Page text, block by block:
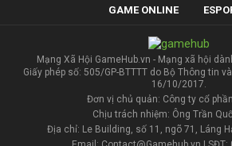
GAME ONLINE
Mạng Xã Hội GameHub.vn - Mạng xã hội
Giấy phép số: 505/GP-BTTTT do Bộ Thông tin
16/10/2017.
Đơn vị chủ quản: Công ty cổ
Chịu trách nhiệm: Ông Trần
Địa chỉ: Le Building, số 11, ngõ 71, Láng